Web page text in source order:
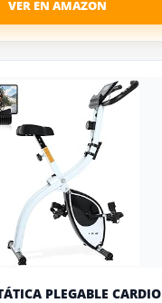
PLEGABLE CARDIO